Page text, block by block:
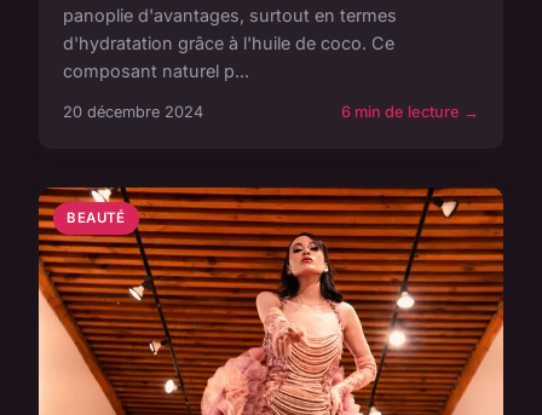
panoplie d'avantages, surtout en termes
d'hydratation grâce à l'huile de coco. Ce
composant naturel p...
20 décembre 2024 6 min de lecture →
BEAUTÉ